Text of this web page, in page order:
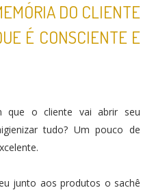
DO CLIENTE
É CONSCIENTE E
que o cliente vai abrir seu
tudo? Um pouco de
junto aos produtos o sachê